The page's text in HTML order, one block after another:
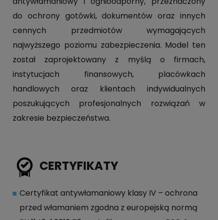
do ochrony gotówki, dokumentów oraz innych
cennych przedmiotów wymagających
najwyższego poziomu zabezpieczenia. Model ten
został zaprojektowany z myślą o firmach,
instytucjach finansowych, placówkach
handlowych oraz klientach indywidualnych
poszukujących profesjonalnych rozwiązań w
zakresie bezpieczeństwa.
CERTYFIKATY
Certyfikat antywłamaniowy klasy IV – ochrona
przed włamaniem zgodna z europejską normą